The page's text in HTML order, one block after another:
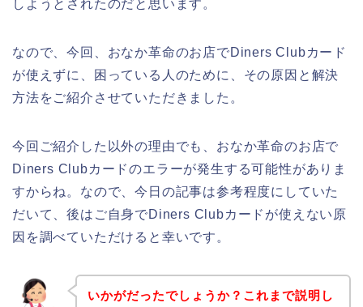
しようとされたのだと思います。
なので、今回、おなか革命のお店でDiners Clubカード
が使えずに、困っている人のために、その原因と解決
方法をご紹介させていただきました。
今回ご紹介した以外の理由でも、おなか革命のお店で
Diners Clubカードのエラーが発生する可能性がありま
すからね。なので、今日の記事は参考程度にしていた
だいて、後はご自身でDiners Clubカードが使えない原
因を調べていただけると幸いです。
いかがだったでしょうか？これまで説明し